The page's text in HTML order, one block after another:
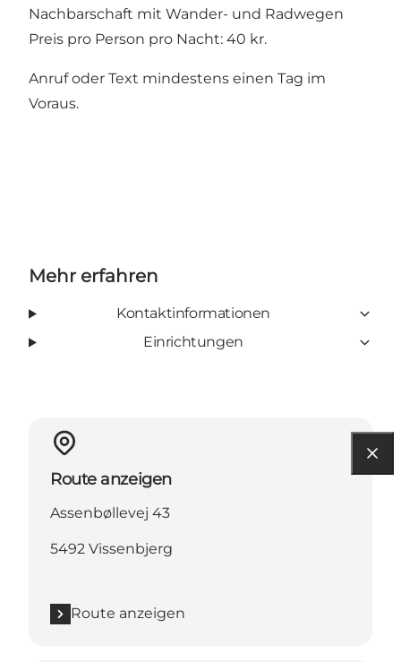
Nachbarschaft mit Wander- und Radwegen
Preis pro Person pro Nacht: 40 kr.
Anruf oder Text mindestens einen Tag im
Voraus.
Mehr erfahren
Kontaktinformationen
Einrichtungen
Route anzeigen
Assenbøllevej 43
5492 Vissenbjerg
Route anzeigen